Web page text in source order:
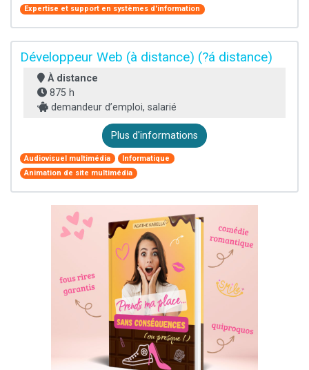
Expertise et support en systèmes d'information
Développeur Web (à distance) (?á distance)
À distance
875 h
demandeur d’emploi, salarié
Plus d'informations
Audiovisuel multimédia
Informatique
Animation de site multimédia